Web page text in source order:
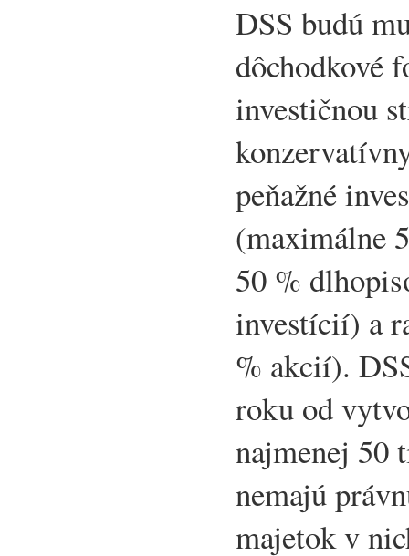
DSS budú
dôchodkové
investičnou
peňažné
(maximálne
50 %
investícií) a
% akcií).
roku od
najmenej 50
nemajú
majetok v